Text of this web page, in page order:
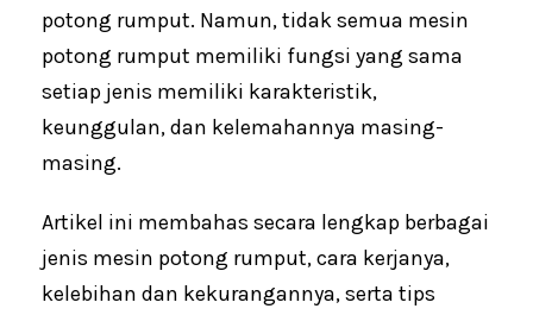
potong rumput. Namun, tidak semua mesin
potong rumput memiliki fungsi yang sama
setiap jenis memiliki karakteristik,
keunggulan, dan kelemahannya masing-
masing.
Artikel ini membahas secara lengkap berbagai
jenis mesin potong rumput, cara kerjanya,
kelebihan dan kekurangannya, serta tips